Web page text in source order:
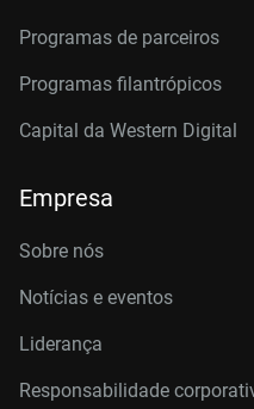
Programas de parceiros
Programas filantrópicos
Capital da Western Digital
Empresa
Sobre nós
Notícias e eventos
Liderança
Responsabilidade